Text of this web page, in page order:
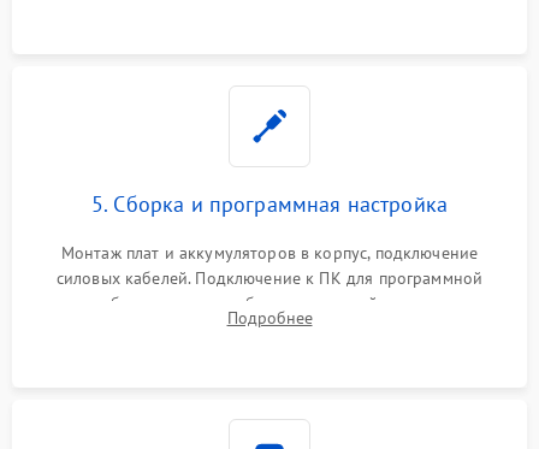
5. Сборка и программная настройка
Монтаж плат и аккумуляторов в корпус, подключение
силовых кабелей. Подключение к ПК для программной
калибровки констант батареи, настройки порогов
срабатывания AVR и сброса счетчиков старения АКБ.
Подробнее